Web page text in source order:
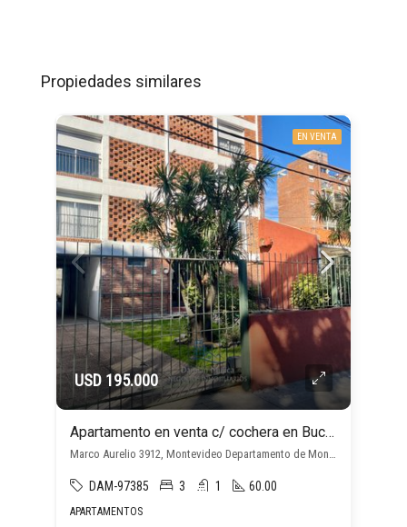
Propiedades similares
EN VENTA
USD 195.000
Apartamento en venta c/ cochera en Buceo
Marco Aurelio 3912, Montevideo Departamento de Montevideo, Uruguay, , Buceo
DAM-97385 3 1 60.00
APARTAMENTOS